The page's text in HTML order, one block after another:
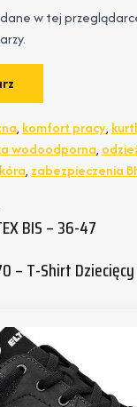
w tej
, komfort pracy,
wodoodporna,
, zabezpieczenia
BIS – 36-47
– T-Shirt